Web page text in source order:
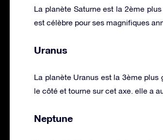
La planète Saturne est la 2ème
est célèbre pour ses magnifiques
Uranus
La planète Uranus est la 3ème
le côté et tourne sur cet axe. elle a
Neptune